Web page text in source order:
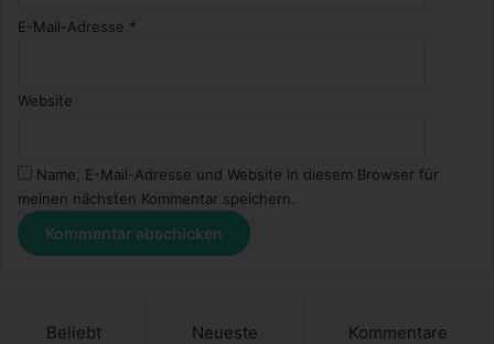
E-Mail-Adresse *
Website
Name, E-Mail-Adresse und Website in diesem Browser für
meinen nächsten Kommentar speichern.
Beliebt Neueste Kommentare